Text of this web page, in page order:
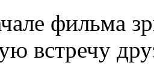
фильма
встречу